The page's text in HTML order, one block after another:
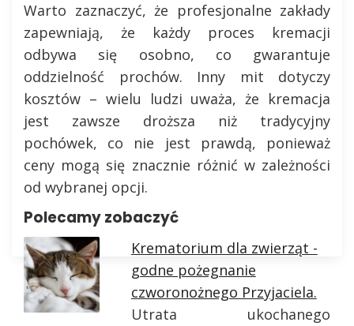
Warto zaznaczyć, że profesjonalne zakłady
zapewniają, że każdy proces kremacji
odbywa się osobno, co gwarantuje
oddzielność prochów. Inny mit dotyczy
kosztów – wielu ludzi uważa, że kremacja
jest zawsze droższa niż tradycyjny
pochówek, co nie jest prawdą, ponieważ
ceny mogą się znacznie różnić w zależności
od wybranej opcji.
Polecamy zobaczyć
Krematorium dla zwierząt -
godne pożegnanie
czworonożnego Przyjaciela.
Utrata ukochanego